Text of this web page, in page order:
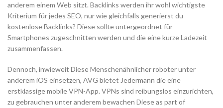
anderem einem Web sitzt. Backlinks werden ihr wohl wichtigste
Kriterium für jedes SEO, nur wie gleichfalls generierst du
kostenlose Backlinks? Diese sollte untergeordnet für
Smartphones zugeschnitten werden und die eine kurze Ladezeit
zusammenfassen.
Dennoch, inwieweit Diese Menschenähnlicher roboter unter
anderem iOS einsetzen, AVG bietet Jedermann die eine
erstklassige mobile VPN-App. VPNs sind reibungslos einzurichten,
zu gebrauchen unter anderem bewachen Diese as part of